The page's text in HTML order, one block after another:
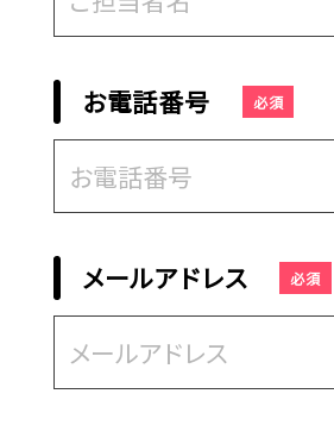
お電話番号 必須
メールアドレス 必須